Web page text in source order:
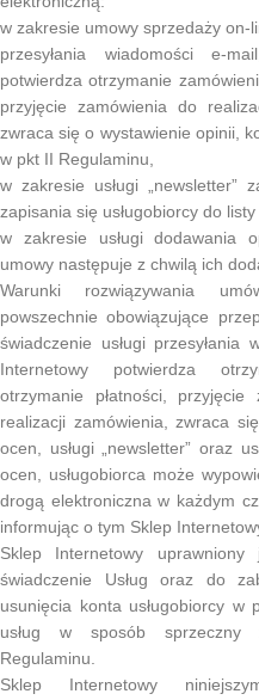
w zakresie umowy sprzedaży on-
przesyłania wiadomości e-
potwierdza otrzymanie
przyjęcie zamówienia do
zwraca się o wystawienie opinii,
w pkt II Regulaminu,
w zakresie usługi „newsletter”
zapisania się usługobiorcy do listy
w zakresie usługi dodawania
umowy następuje z chwilą ich
Warunki rozwiązywania
powszechnie obowiązujące
świadczenie usługi
Internetowy potwierdza
otrzymanie płatności,
realizacji zamówienia, zwraca
ocen, usługi „newsletter” oraz
ocen, usługobiorca może
drogą elektroniczna w każdym
informując o tym Sklep
Sklep Internetowy
świadczenie Usług oraz do
usunięcia konta usługobiorcy w
usług w sposób sprzeczny
Regulaminu.
Sklep Internetowy